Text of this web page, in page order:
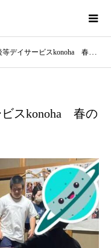
イサービスkonoha 春の体力作り
ビスkonoha 春の